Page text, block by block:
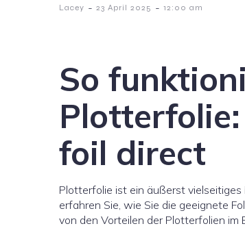
Lacey - 23 April 2025 - 12:00 am
So
foil direct
Plotterfolie ist ein äußerst
erfahren Sie, wie Sie die geeignete
von den Vorteilen der Plotterfolien im